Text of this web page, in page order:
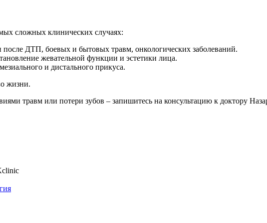
сложных клинических случаях:
ДТП, боевых и бытовых травм, онкологических заболеваний.
жевательной функции и эстетики лица.
и дистального прикуса.
жизни.
травм или потери зубов – запишитесь на консультацию к доктору